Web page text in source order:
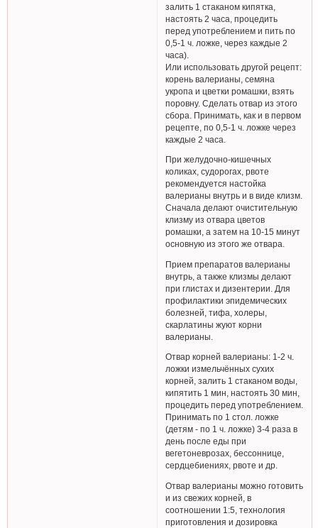
залить 1 стаканом кипятка,
настоять 2 часа, процедить
перед употреблением и пить по
0,5-1 ч. ложке, через каждые 2
часа).
Или использовать другой рецепт:
корень валерианы, семяна
укропа и цветки ромашки, взять
поровну. Сделать отвар из этого
сбора. Принимать, как и в первом
рецепте, по 0,5-1 ч. ложке через
каждые 2 часа.
При желудочно-кишечных
коликах, судорогах, рвоте
рекомендуется настойка
валерианы внутрь и в виде клизм.
Сначала делают очистительную
клизму из отвара цветов
ромашки, а затем на 10-15 минут
основную из этого же отвара.
Прием препаратов валерианы
внутрь, а также клизмы делают
при глистах и дизентерии. Для
профилактики эпидемических
болезней, тифа, холеры,
скарлатины жуют корни
валерианы.
Отвар корней валерианы: 1-2 ч.
ложки измельчённых сухих
корней, залить 1 стаканом воды,
кипятить 1 мин, настоять 30 мин,
процедить перед употреблением.
Принимать по 1 стол. ложке
(детям - по 1 ч. ложке) 3-4 раза в
день после еды при
вегетоневрозах, бессоннице,
сердцебиениях, рвоте и др.
Отвар валерианы можно готовить
и из свежих корней, в
соотношении 1:5, технология
приготовления и дозировка